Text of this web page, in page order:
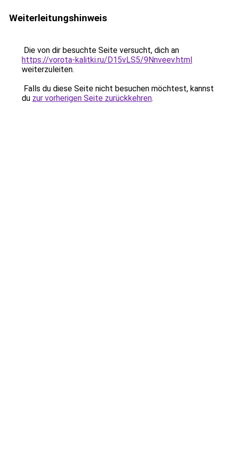
Weiterleitungshinweis
Die von dir besuchte Seite versucht, dich an
https://vorota-kalitki.ru/D15vLS5/9Nnveev.html
weiterzuleiten.
Falls du diese Seite nicht besuchen möchtest, kannst
du zur vorherigen Seite zurückkehren.